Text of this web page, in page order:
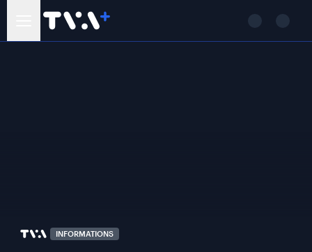
INFORMATIONS